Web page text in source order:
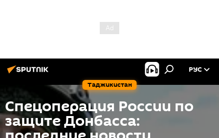
Таджикистан
РУС
Спецоперация России по
защите Донбасса: